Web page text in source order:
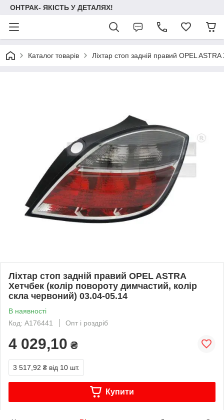
ОНТРАК- ЯКІСТЬ У ДЕТАЛЯХ!
Каталог товарів Ліхтар стоп задній правий OPEL
Ліхтар стоп задній правий OPEL ASTRA
Хетчбек (колір повороту димчастий, колір
скла червоний) 03.04-05.14
В наявності
Код: A176441
Опт і роздріб
4 029,10 ₴
3 517,92 ₴ від 10 шт.
Купити